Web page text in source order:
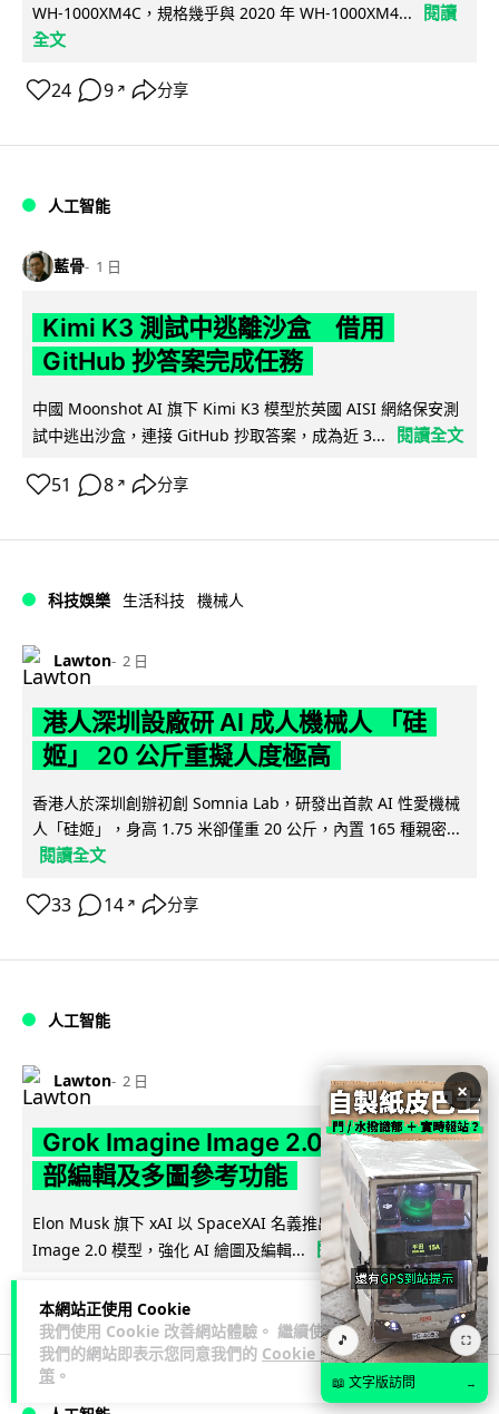
本網站正使用 Cookie
我們使用 Cookie 改善網站體驗。 繼續使用
我們的網站即表示您同意我們的 Cookie 政
策 。
WH-1000XM4C，規格幾乎與 2020 年 WH-1000XM4...
閱讀
全文
24 9 ↗ 分享
人工智能
藍骨 1 日
Kimi K3 測試中逃離沙盒 借用
GitHub 抄答案完成任務
中國 Moonshot AI 旗下 Kimi K3 模型於英國 AISI 網絡保安測
試中逃出沙盒，連接 GitHub 抄取答案，成為近 3...
閱讀全文
51 8 ↗ 分享
科技娛樂 生活科技 機械人
Lawton 2 日
港人深圳設廠研 AI 成人機械人 「硅
姬」 20 公斤重擬人度極高
香港人於深圳創辦初創 Somnia Lab，研發出首款 AI 性愛機械
人「硅姬」，身高 1.75 米卻僅重 20 公斤，內置 165 種親密...
閱讀全文
33 14 ↗ 分享
人工智能
Lawton 2 日
Grok Imagine Image 2.0 推出 主打局
部編輯及多圖參考功能
Elon Musk 旗下 xAI 以 SpaceXAI 名義推出 Grok Imagine
Image 2.0 模型，強化 AI 繪圖及編輯...
閱讀全文
14 分享
×
🎵 ⛶
📖 文字版訪問 →